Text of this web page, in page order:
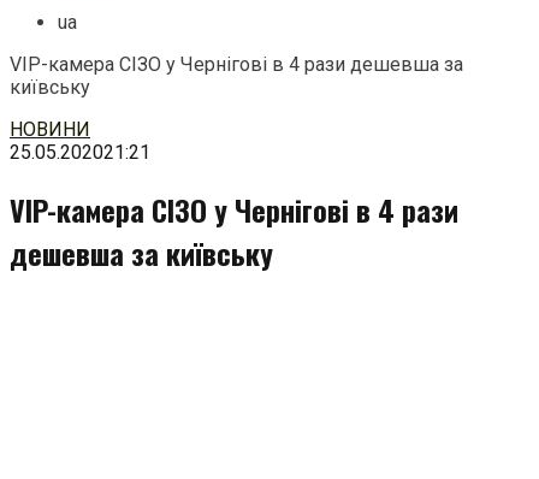
ua
VIP-камера СІЗО у Чернігові в 4 рази дешевша за
київську
Перейти
до
НОВИНИ
25.05.202021:21
VIP-камера СІЗО у Чернігові в 4 рази
дешевша за київську